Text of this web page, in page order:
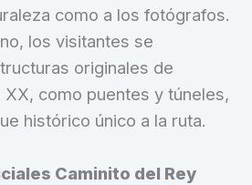
como a los fotógrafos.
los visitantes se
originales de
como puentes y túneles,
histórico único a la ruta.
Caminito del Rey